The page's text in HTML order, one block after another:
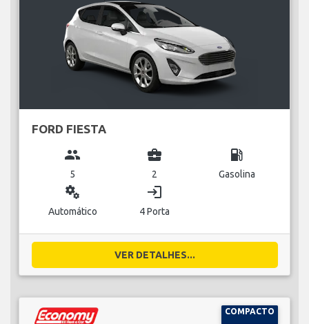
FORD FIESTA
group
5
business_center
2
local_gas_station
Gasolina
miscellaneous_services
Automático
login
4 Porta
VER DETALHES...
COMPACTO